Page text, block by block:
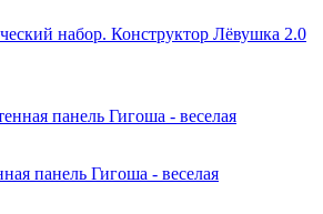
набор. Конструктор Лёвушка 2.0
панель Гигоша - веселая